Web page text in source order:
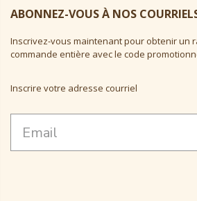
ABONNEZ-VOUS À NOS
Inscrivez-vous maintenant pour obtenir un
commande entière avec le code
Inscrire votre adresse courriel